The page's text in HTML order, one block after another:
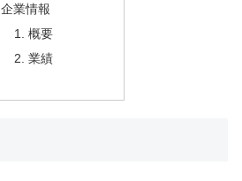
企業情報
概要
業績